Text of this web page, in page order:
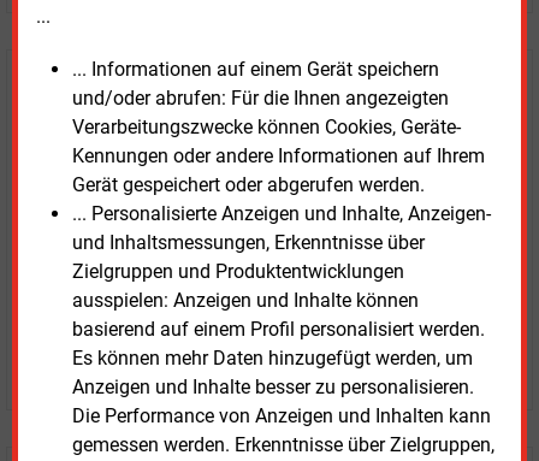
...
... Informationen auf einem Gerät speichern
und/oder abrufen: Für die Ihnen angezeigten
Verarbeitungszwecke können Cookies, Geräte-
Kennungen oder andere Informationen auf Ihrem
Gerät gespeichert oder abgerufen werden.
... Personalisierte Anzeigen und Inhalte, Anzeigen-
und Inhaltsmessungen, Erkenntnisse über
Zielgruppen und Produktentwicklungen
ausspielen: Anzeigen und Inhalte können
basierend auf einem Profil personalisiert werden.
Es können mehr Daten hinzugefügt werden, um
Anzeigen und Inhalte besser zu personalisieren.
Die Performance von Anzeigen und Inhalten kann
gemessen werden. Erkenntnisse über Zielgruppen,
Testen SieE&M
kostenlos und
unverbindlich
Zwei Wochen kostenfreier Zugang
Zugang auf stündlich aktualisierte Nachrichten mit
Prognose- und Marktdaten
+ einmal täglich E&M daily
+ zwei Ausgaben der Zeitung E&M
ohne automatische Verlängerung
JETZT KOSTENLOS TESTEN